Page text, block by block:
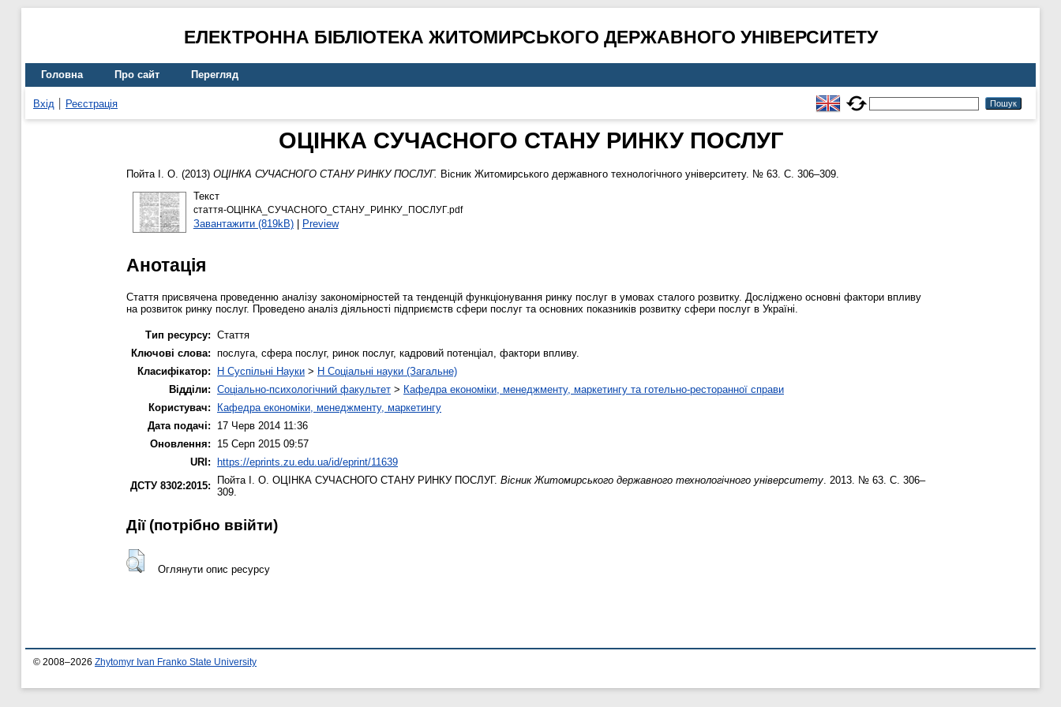
ЕЛЕКТРОННА БІБЛІОТЕКА ЖИТОМИРСЬКОГО ДЕРЖАВНОГО УНІВЕРСИТЕТУ
Головна Про сайт Перегляд
Вхід Реєстрація
ОЦІНКА СУЧАСНОГО СТАНУ РИНКУ ПОСЛУГ
Пойта І. О. (2013) ОЦІНКА СУЧАСНОГО СТАНУ РИНКУ ПОСЛУГ. Вісник Житомирського державного технологічного університету. № 63. С. 306–309.
Текст
стаття-ОЦІНКА_СУЧАСНОГО_СТАНУ_РИНКУ_ПОСЛУГ.pdf
Завантажити (819kB)| Preview
Анотація
Стаття присвячена проведенню аналізу закономірностей та тенденцій функціонування ринку послуг в умовах сталого розвитку. Досліджено основні фактори впливу
на розвиток ринку послуг. Проведено аналіз діяльності підприємств сфери послуг та основних показників розвитку сфери послуг в Україні.
Тип ресурсу: Стаття
Ключові слова: послуга, сфера послуг, ринок послуг, кадровий потенціал, фактори впливу.
Класифікатор:
H Суспільні Науки > H Соціальні науки (Загальне)
Відділи: Соціально-психологічний факультет > Кафедра економіки, менеджменту, маркетингу та готельно-ресторанної справи
Користувач:
Кафедра економіки, менеджменту, маркетингу
Дата подачі:
17 Черв 2014 11:36
Оновлення:
15 Серп 2015 09:57
URI: https://eprints.zu.edu.ua/id/eprint/11639
ДСТУ 8302:2015:
Пойта І. О. ОЦІНКА СУЧАСНОГО СТАНУ РИНКУ ПОСЛУГ. Вісник Житомирського державного технологічного університету . 2013. № 63. С. 306–
309.
Дії ​​(потрібно ввійти)
Оглянути опис ресурсу
© 2008–2026 Zhytomyr Ivan Franko State University